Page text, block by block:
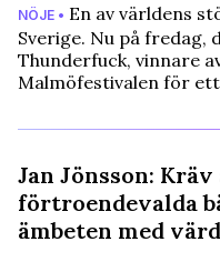
NÖJE • En av världens
Sverige. Nu på fredag,
Thunderfuck, vinnare
Malmöfestivalen för
Jan Jönsson:
förtroendevalda
ämbeten med